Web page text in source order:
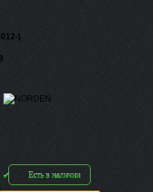
)
Есть в наличии